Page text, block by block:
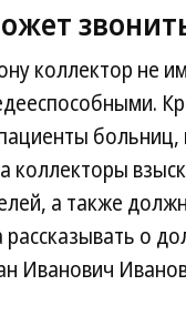
коллектор не
больниц,
коллекторы
а также
рассказывать о
Иванович Иванов